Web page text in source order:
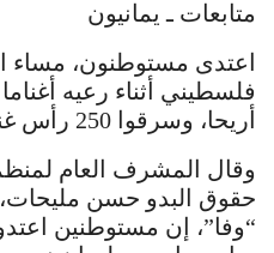
متابعات ـ يمانيون
اعتدى مستوطنون، مساء
فلسطيني أثناء رعيه
أريحا، وسرقوا 250 رأس غنم.
وقال المشرف العام
حقوق البدو حسن مليحات،
“وفا”، إن مستوطنين